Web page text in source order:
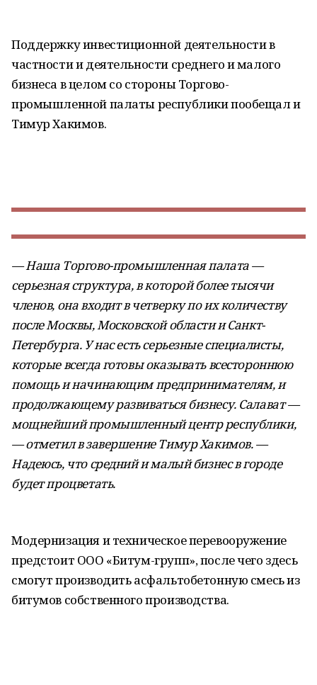
Поддержку инвестиционной деятельности в
частности и деятельности среднего и малого
бизнеса в целом со стороны Торгово-
промышленной палаты республики пообещал и
Тимур Хакимов.
— Наша Торгово-промышленная палата —
серьезная структура, в которой более тысячи
членов, она входит в четверку по их количеству
после Москвы, Московской области и Санкт-
Петербурга. У нас есть серьезные специалисты,
которые всегда готовы оказывать всестороннюю
помощь и начинающим предпринимателям, и
продолжающему развиваться бизнесу. Салават —
мощнейший промышленный центр республики,
— отметил в завершение Тимур Хакимов. —
Надеюсь, что средний и малый бизнес в городе
будет процветать.
Модернизация и техническое перевооружение
предстоит ООО «Битум-групп», после чего здесь
смогут производить асфальтобетонную смесь из
битумов собственного производства.